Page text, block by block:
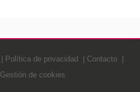
Política de privacidad
Contacto
Gestión de cookies